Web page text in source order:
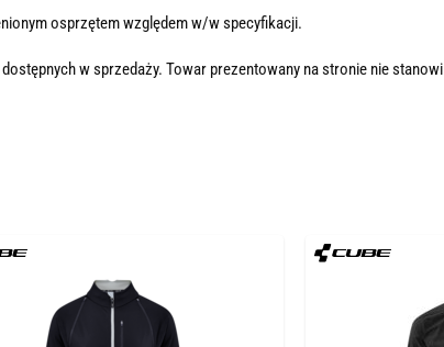
osprzętem względem w/w specyfikacji.
w sprzedaży. Towar prezentowany na stronie nie stanowi